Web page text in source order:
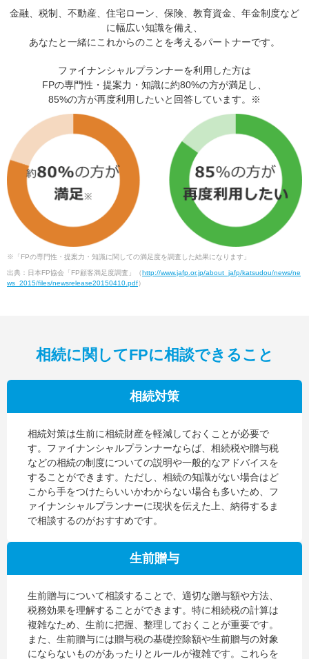
金融、税制、不動産、住宅ローン、保険、教育資金、年金制度など
に幅広い知識を備え、
あなたと一緒にこれからのことを考えるパートナーです。
ファイナンシャルプランナーを利用した方は
FPの専門性・提案力・知識に約80%の方が満足し、
85%の方が再度利用したいと回答しています。※
※「FPの専門性・提案力・知識に関しての満足度を調査した結果になります」
出典：日本FP協会「FP顧客満足度調査」（http://www.jafp.or.jp/about_jafp/katsudou/news/ne
ws_2015/files/newsrelease20150410.pdf）
相続に関してFPに相談できること
相続対策
相続対策は生前に相続財産を軽減しておくことが必要で
す。ファイナンシャルプランナーならば、相続税や贈与税
などの相続の制度についての説明や一般的なアドバイスを
することができます。ただし、相続の知識がない場合はど
こから手をつけたらいいかわからない場合も多いため、フ
ァイナンシャルプランナーに現状を伝えた上、納得するま
で相談するのがおすすめです。
生前贈与
生前贈与について相談することで、適切な贈与額や方法、
税務効果を理解することができます。特に相続税の計算は
複雑なため、生前に把握、整理しておくことが重要です。
また、生前贈与には贈与税の基礎控除額や生前贈与の対象
にならないものがあったりとルールが複雑です。これらを